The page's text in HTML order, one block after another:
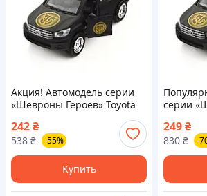
Акция! Автомодель серии
«Шевроны Героев» Toyota
TechnoDrive KM6118 - По
лучшей цене!
242₴
538 ₴ -55%
Купить
серии
Лучшее
249₴
830 ₴ -